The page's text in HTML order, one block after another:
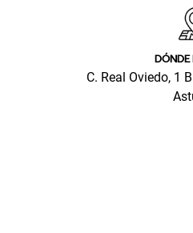
DÓNDE
C. Real Oviedo, 1